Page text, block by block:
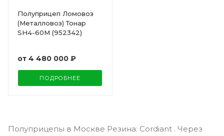
Полуприцеп Ломовоз
(Металловоз) Тонар
SH4-60M (952342)
от 4 480 000 ₽
ПОДРОБНЕЕ
Полуприцепы в Москве Резина: Cordiant . Через